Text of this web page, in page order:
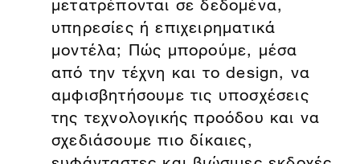
υπηρεσίες ή επιχειρηματικά
μοντέλα; Πώς μπορούμε, μέσα
από την τέχνη και το design, να
αμφισβητήσουμε τις υποσχέσεις
της τεχνολογικής προόδου και να
σχεδιάσουμε πιο δίκαιες,